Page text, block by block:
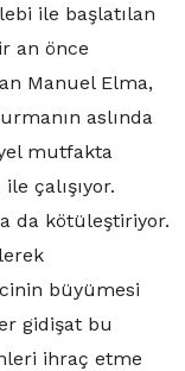
ile başlatılan
an önce
Manuel Elma,
aslında
mutfakta
çalışıyor.
da kötüleştiriyor.
büyümesi
gidişat bu
ihraç etme